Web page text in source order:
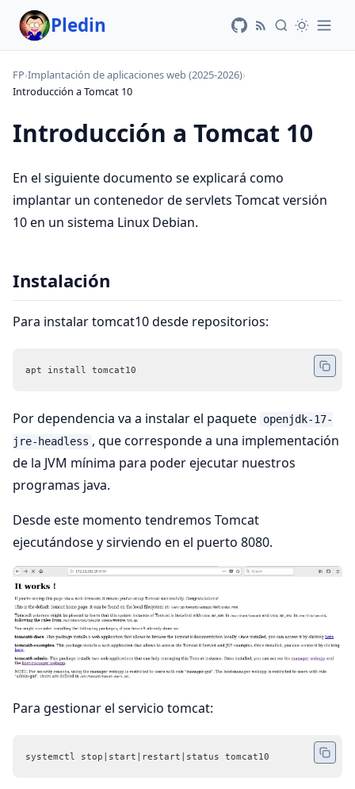
Pledin
FP›Implantación de aplicaciones web (2025-2026)›
Introducción a Tomcat 10
Introducción a Tomcat 10
En el siguiente documento se explicará como
implantar un contenedor de servlets Tomcat versión
10 en un sistema Linux Debian.
Instalación
Para instalar tomcat10 desde repositorios:
apt install tomcat10
Por dependencia va a instalar el paquete openjdk-17-
jre-headless , que corresponde a una implementación
de la JVM mínima para poder ejecutar nuestros
programas java.
Desde este momento tendremos Tomcat
ejecutándose y sirviendo en el puerto 8080.
Para gestionar el servicio tomcat:
systemctl stop|start|restart|status tomcat10